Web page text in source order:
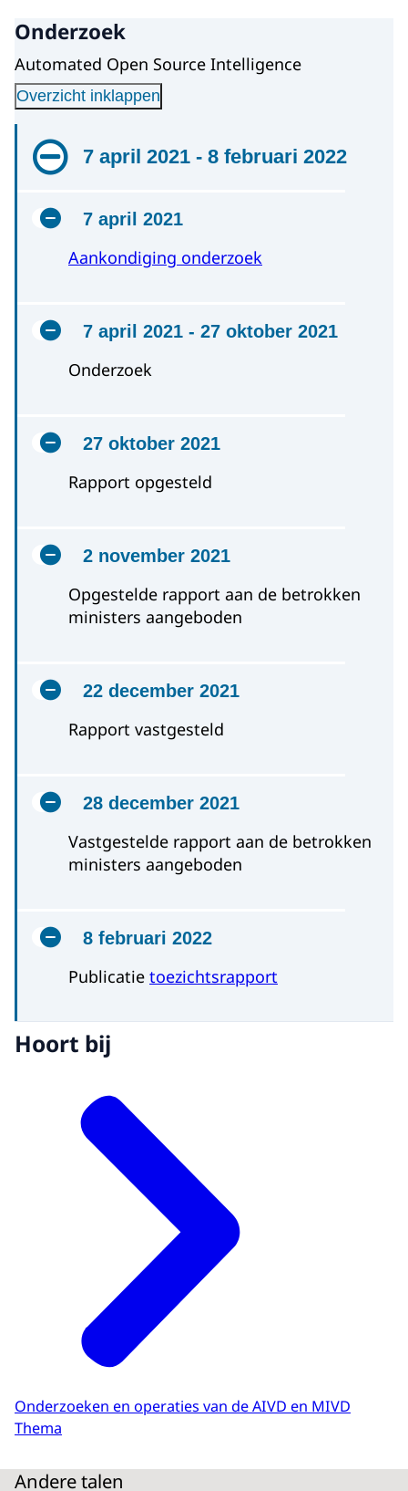
Onderzoek
Automated Open Source Intelligence
Overzicht inklappen
7 april 2021 - 8 februari 2022
7 april 2021
Aankondiging onderzoek
7 april 2021 - 27 oktober 2021
Onderzoek
27 oktober 2021
Rapport opgesteld
2 november 2021
Opgestelde rapport aan de betrokken
ministers aangeboden
22 december 2021
Rapport vastgesteld
28 december 2021
Vastgestelde rapport aan de betrokken
ministers aangeboden
8 februari 2022
Publicatie toezichtsrapport
Hoort bij
Onderzoeken en operaties van de AIVD en MIVD
Thema
Andere talen